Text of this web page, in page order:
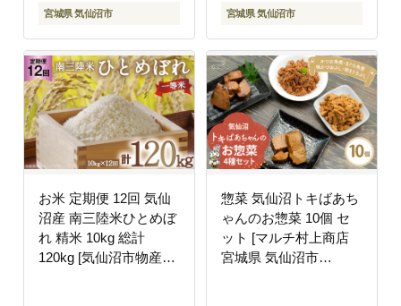
宮城県 気仙沼市 宮城県 気仙沼市
お米 定期便 12回 気仙
沼産 南三陸米ひとめぼ
れ 精米 10kg 総計
120kg [気仙沼市物産振
惣菜 気仙沼トキばあち
ゃんのお惣菜 10個 セ
ット [マルチ村上商店
宮城県 気仙沼市